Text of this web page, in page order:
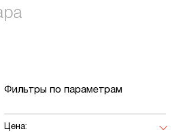
Фильтры по параметрам
Цена: